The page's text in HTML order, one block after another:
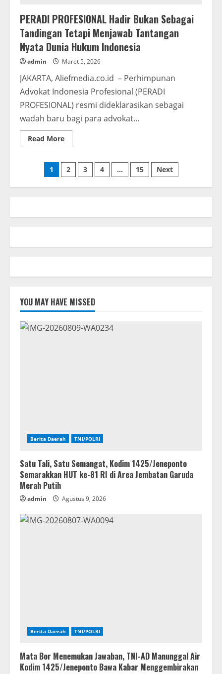
PERADI PROFESIONAL Hadir Bukan Sebagai
Tandingan Tetapi Menjawab Tantangan
Nyata Dunia Hukum Indonesia
admin Maret 5, 2026
JAKARTA, Aliefmedia.co.id – Perhimpunan
Advokat Indonesia Profesional (PERADI
PROFESIONAL) resmi dideklarasikan sebagai
wadah baru bagi para advokat...
Read MoreRead
more
PROFESIONAL
Hadir
Bukan
Sebagai
Tantangan
Paginasi
pos
1 2 3 4 … 15 Next
YOU MAY HAVE MISSED
Berita Daerah TNI/POLRI
Satu Tali, Satu Semangat, Kodim 1425/Jeneponto
Semarakkan HUT ke-81 RI di Area Jembatan Garuda
Merah Putih
admin Agustus 9, 2026
Berita Daerah TNI/POLRI
Mata Bor Menemukan Jawaban, TNI-AD Manunggal Air
Kodim 1425/Jeneponto Bawa Kabar Menggembirakan